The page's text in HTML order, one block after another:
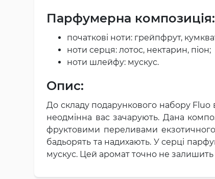
Парфумерна композиція:
початкові ноти: грейпфрут,
ноти серця: лотос, нектарин, піон;
ноти шлейфу: мускус.
Опис:
До складу подарункового набору Fluo
неодмінна вас зачарують. Дана
фруктовими переливами
бадьорять та надихають. У серці
мускус. Цей аромат точно не